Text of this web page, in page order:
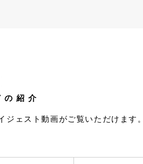
紹介
ェスト動画がご覧いただけます。